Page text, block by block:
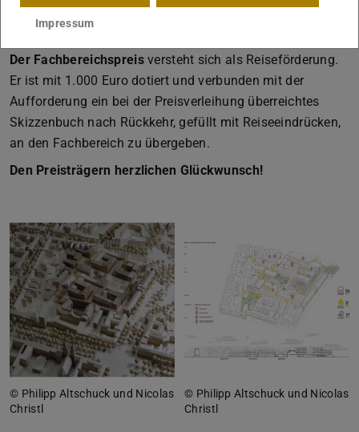
einem besonderen Blick für atmosphärische und narrative
Details.
Der Fachbereichspreisversteht sich als Reiseförderung.
Er ist mit 1.000 Euro dotiert und verbunden mit der
Aufforderung ein bei der Preisverleihung überreichtes
Skizzenbuch nach Rückkehr, gefüllt mit Reiseeindrücken,
an den Fachbereich zu übergeben.
Den Preisträgern herzlichen Glückwunsch!
© Philipp Altschuck und Nicolas
Christl
© Philipp Altschuck und Nicolas
Christl
Impressum